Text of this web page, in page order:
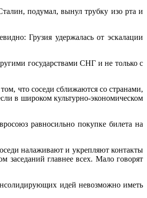
подумал, вынул трубку изо рта и
Грузия удержалась от эскалации
государствами СНГ и не только с
что соседи сближаются со странами,
в широком культурно-экономическом
равносильно покупке билета на
налаживают и укрепляют контакты
заседаний главнее всех. Мало говорят
идей невозможно иметь